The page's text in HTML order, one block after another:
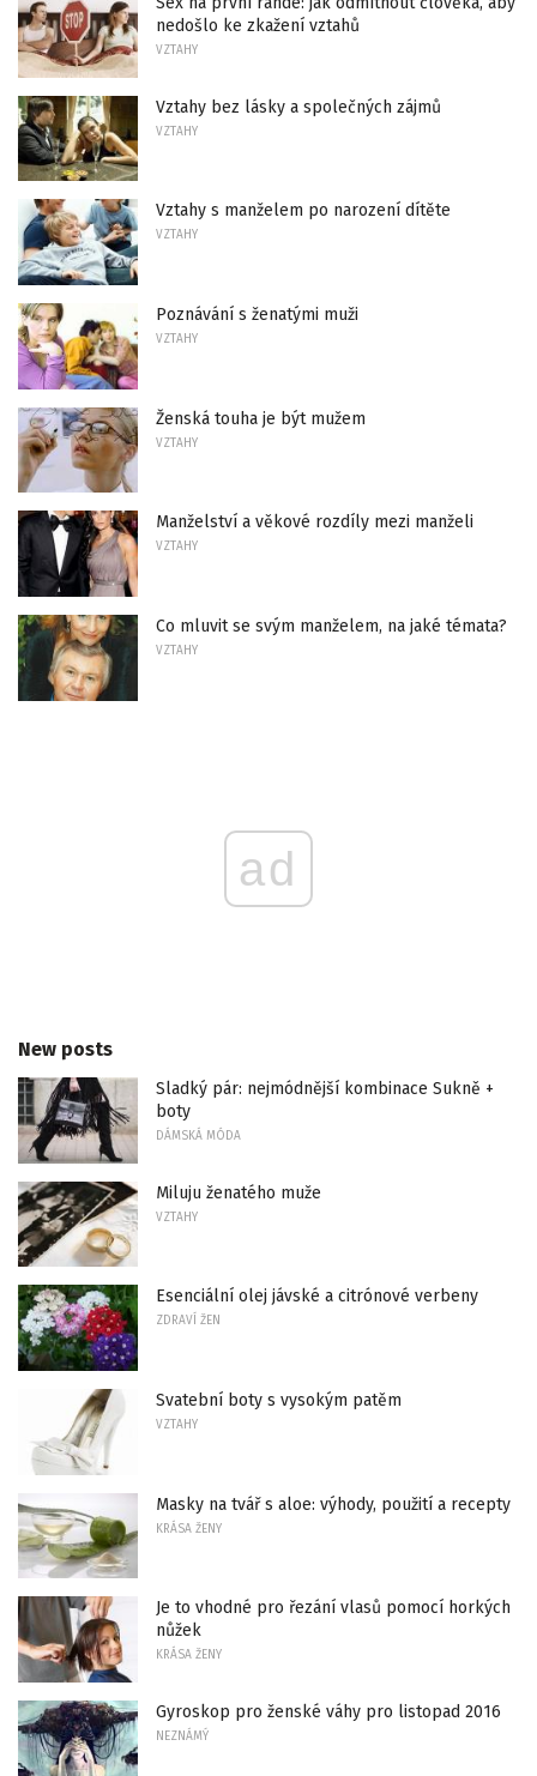
nedošlo ke zkažení vztahů
VZTAHY
Vztahy bez lásky a společných zájmů
VZTAHY
Vztahy s manželem po narození dítěte
VZTAHY
Poznávání s ženatými muži
VZTAHY
Ženská touha je být mužem
VZTAHY
Manželství a věkové rozdíly mezi manželi
VZTAHY
Co mluvit se svým manželem, na jaké témata?
VZTAHY
ad
New posts
Sladký pár: nejmódnější kombinace Sukně +
boty
DÁMSKÁ MÓDA
Miluju ženatého muže
VZTAHY
Esenciální olej jávské a citrónové verbeny
ZDRAVÍ ŽEN
Svatební boty s vysokým patěm
VZTAHY
Masky na tvář s aloe: výhody, použití a recepty
KRÁSA ŽENY
Je to vhodné pro řezání vlasů pomocí horkých
nůžek
KRÁSA ŽENY
Gyroskop pro ženské váhy pro listopad 2016
NEZNÁMÝ